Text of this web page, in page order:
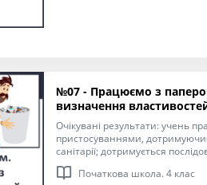
№07 - Працюємо з
визначення
Очікувані результати: учень
пристосуваннями,
санітарії; дотримується
формування ключових та
компетентностей, необхідних
Початкова школа. 4 клас